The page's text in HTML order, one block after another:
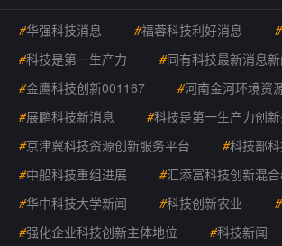
#华强科技消息 #福蓉科技利好消息 #
#科技是第一生产力 #同有科技最新消息
#金鹰科技创新001167 #河南金河环境资
#展鹏科技新消息 #科技是第一生产力创
#京津冀科技资源创新服务平台 #科技部
#中船科技重组进展 #汇添富科技创新混
#华中科技大学新闻 #科技创新农业 #
#强化企业科技创新主体地位 #科技新闻